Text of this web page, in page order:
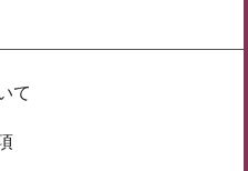
て